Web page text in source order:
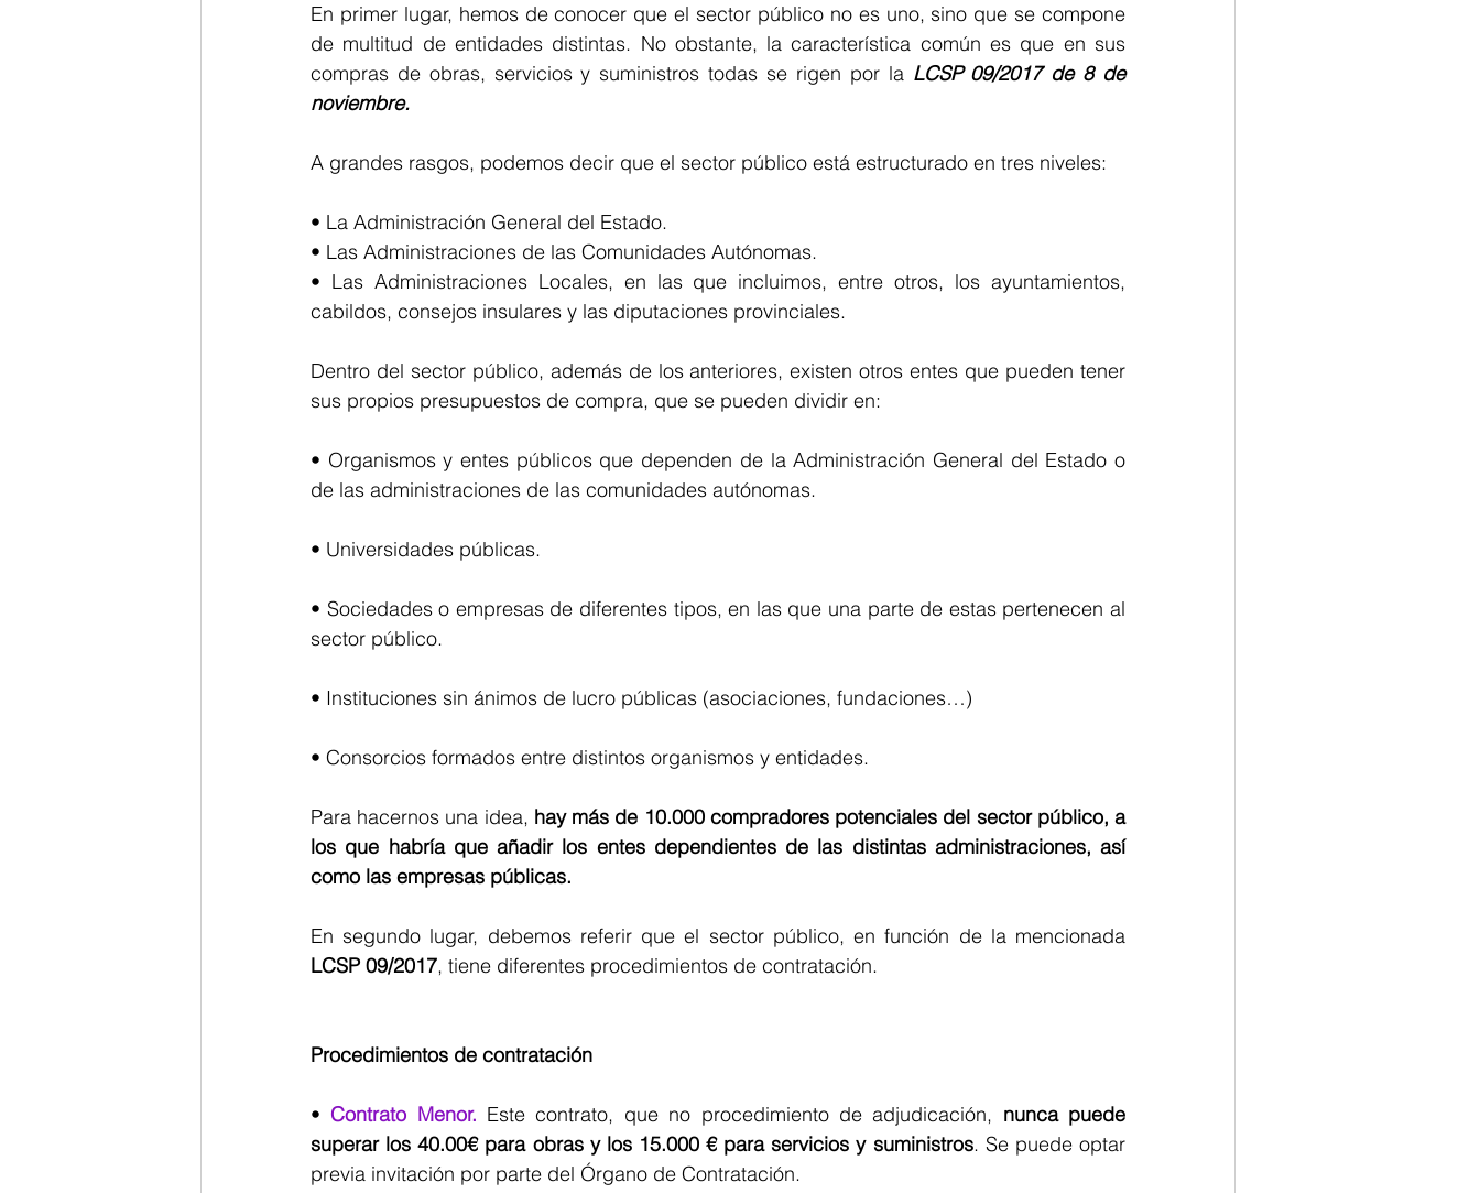
En primer lugar, hemos de conocer que el sector público no es uno, sino que se compone
de multitud de entidades distintas. No obstante, la característica común es que en sus
compras de obras, servicios y suministros todas se rigen por la LCSP 09/2017 de 8 de
noviembre.
A grandes rasgos, podemos decir que el sector público está estructurado en tres niveles:
• La Administración General del Estado.
• Las Administraciones de las Comunidades Autónomas.
• Las Administraciones Locales, en las que incluimos, entre otros, los ayuntamientos,
cabildos, consejos insulares y las diputaciones provinciales.
Dentro del sector público, además de los anteriores, existen otros entes que pueden tener
sus propios presupuestos de compra, que se pueden dividir en:
• Organismos y entes públicos que dependen de la Administración General del Estado o
de las administraciones de las comunidades autónomas.
• Universidades públicas.
• Sociedades o empresas de diferentes tipos, en las que una parte de estas pertenecen al
sector público.
• Instituciones sin ánimos de lucro públicas (asociaciones, fundaciones…)
• Consorcios formados entre distintos organismos y entidades.
Para hacernos una idea, hay más de 10.000 compradores potenciales del sector público, a
los que habría que añadir los entes dependientes de las distintas administraciones, así
como las empresas públicas.
LCSP 09/2017, tiene diferentes procedimientos de contratación.
Procedimientos de contratación
• Contrato Menor. Este contrato, que no procedimiento de adjudicación, nunca puede
superar los 40.00€ para obras y los 15.000 € para servicios y suministros. Se puede optar
previa invitación por parte del Órgano de Contratación.